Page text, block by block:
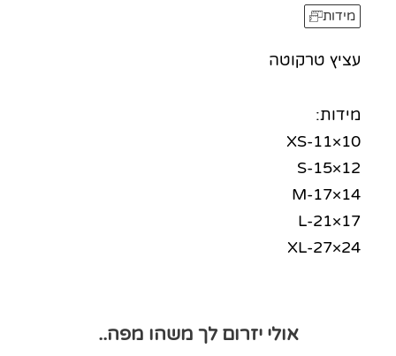
מידות
עציץ טרקוטה
מידות:
XS-11×10
S-15×12
M-17×14
L-21×17
XL-27×24
אולי יזרום לך משהו מפה..